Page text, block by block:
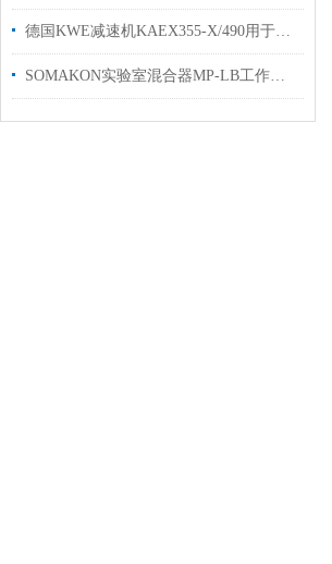
德国KWE减速机KAEX355-X/490用于钢材生产加工代理现货
SOMAKON实验室混合器MP-LB工作原理